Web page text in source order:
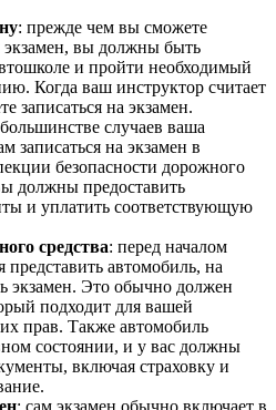
: прежде чем вы сможете
экзамен, вы должны быть
и пройти необходимый
Когда ваш инструктор считает
записаться на экзамен.
случаев ваша
записаться на экзамен в
безопасности дорожного
должны предоставить
и уплатить соответствующую
средства: перед началом
представить автомобиль, на
экзамен. Это обычно должен
подходит для вашей
прав. Также автомобиль
состоянии, и у вас должны
включая страховку и
: сам экзамен обычно включает в